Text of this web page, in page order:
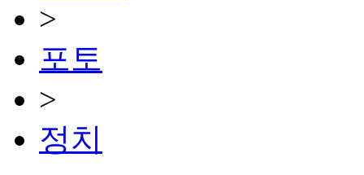
>
포토
>
정치